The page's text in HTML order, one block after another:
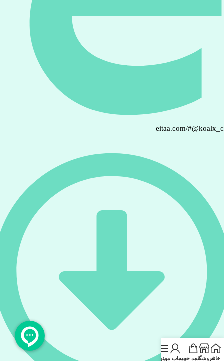
eitaa.com/
خانهفروشگاهسبد خریدحساب منمنو